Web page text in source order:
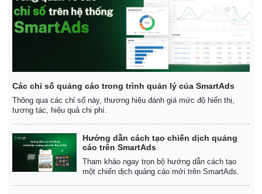
Các chỉ số quảng cáo trong trình quản lý của SmartAds
Thông qua các chỉ số này, thương hiệu đánh giá mức độ hiển thị,
tương tác, hiệu quả chi phí.
Hướng dẫn cách tạo chiến dịch quảng
cáo trên SmartAds
Tham khảo ngay trọn bộ hướng dẫn cách tạo
một chiến dịch quảng cáo mới trên SmartAds.